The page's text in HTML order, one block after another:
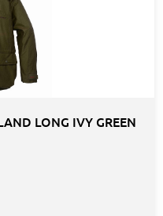
LONG IVY GREEN